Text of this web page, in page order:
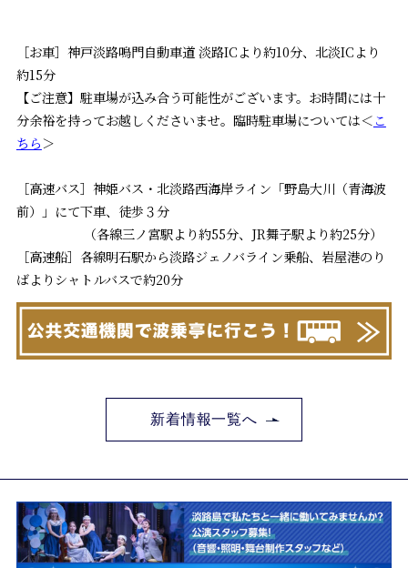
［お車］神戸淡路鳴門自動車道 淡路ICより約10分、北淡ICより
約15分
【ご注意】駐車場が込み合う可能性がございます。お時間には十
分余裕を持ってお越しくださいませ。臨時駐車場については＜ こ
ちら＞
［高速バス］神姫バス・北淡路西海岸ライン「野島大川（青海波
前）」にて下車、徒歩３分
（各線三ノ宮駅より約55分、JR舞子駅より約25分）
［高速船］各線明石駅から淡路ジェノバライン乗船、岩屋港のり
ばよりシャトルバスで約20分
新着情報一覧へ